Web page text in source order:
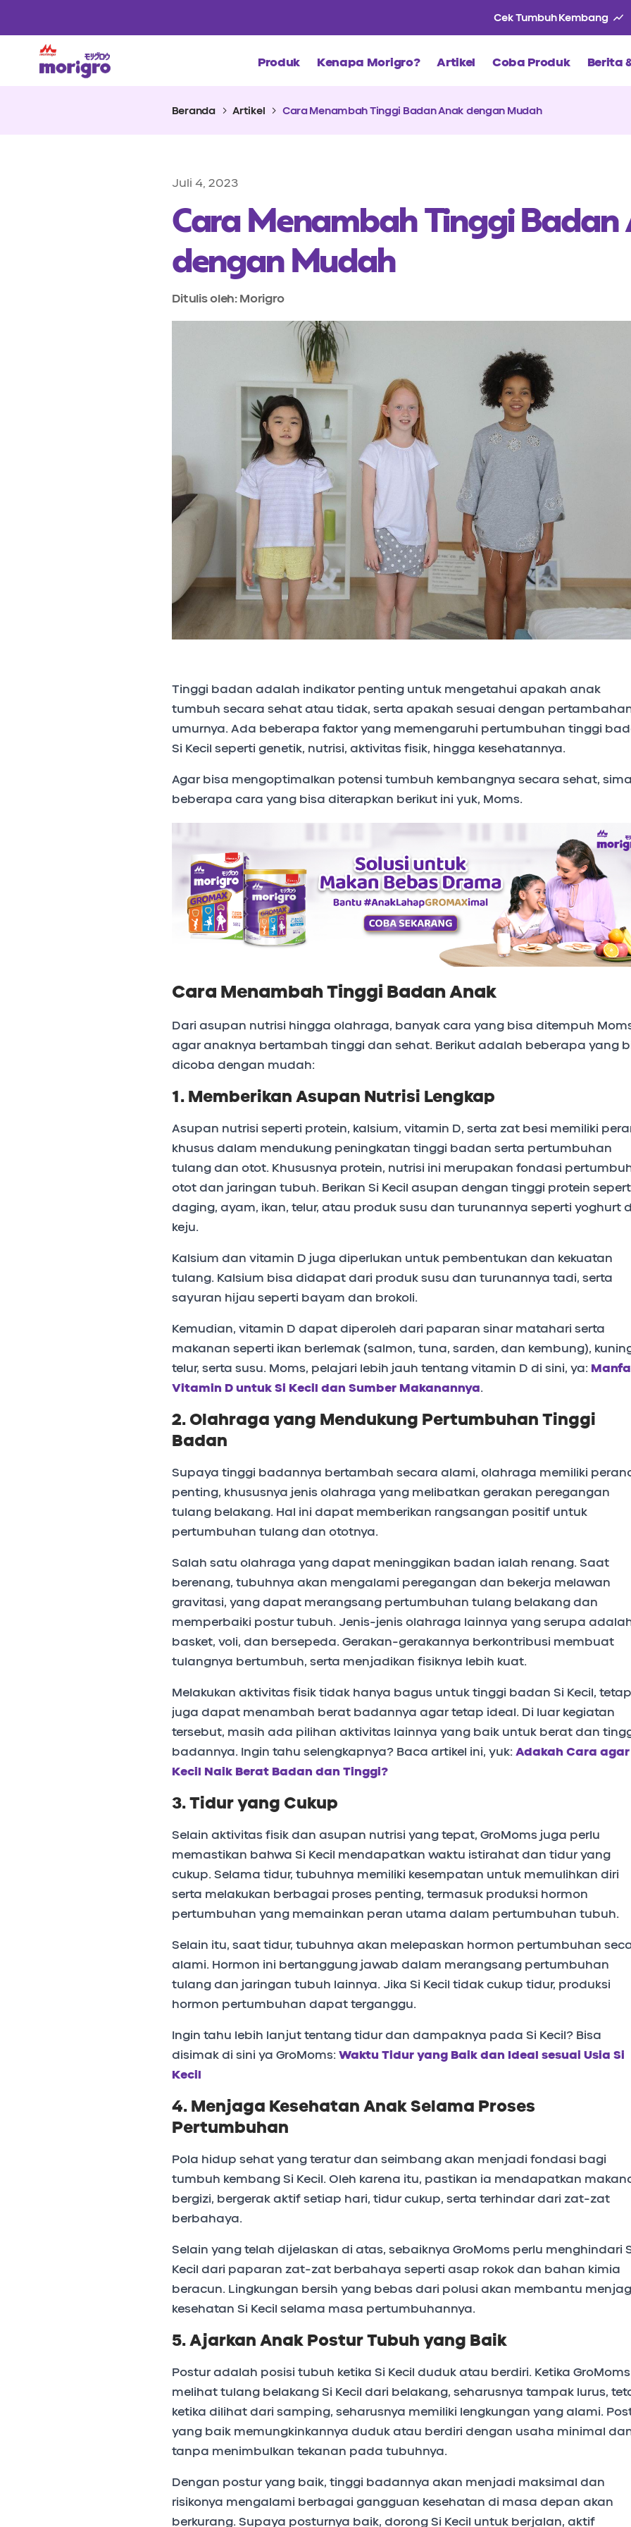
Cek Tumbuh Kembang
Produk Kenapa Morigro? Artikel Coba Produk Berita
Beranda Artikel Cara Menambah Tinggi Badan Anak dengan Mudah
Juli 4, 2023
Cara Menambah Tinggi
dengan Mudah
Ditulis oleh: Morigro
Tinggi badan adalah indikator penting untuk mengetahui apakah anak
tumbuh secara sehat atau tidak, serta apakah sesuai dengan
umurnya. Ada beberapa faktor yang memengaruhi pertumbuhan tinggi
Si Kecil seperti genetik, nutrisi, aktivitas fisik, hingga kesehatannya.
Agar bisa mengoptimalkan potensi tumbuh kembangnya secara sehat,
beberapa cara yang bisa diterapkan berikut ini yuk, Moms.
Cara Menambah Tinggi Badan Anak
Dari asupan nutrisi hingga olahraga, banyak cara yang bisa ditempuh
agar anaknya bertambah tinggi dan sehat. Berikut adalah beberapa yang
dicoba dengan mudah:
1. Memberikan Asupan Nutrisi Lengkap
Asupan nutrisi seperti protein, kalsium, vitamin D, serta zat besi memiliki
khusus dalam mendukung peningkatan tinggi badan serta pertumbuhan
tulang dan otot. Khususnya protein, nutrisi ini merupakan fondasi
otot dan jaringan tubuh. Berikan Si Kecil asupan dengan tinggi protein
daging, ayam, ikan, telur, atau produk susu dan turunannya seperti yoghurt
keju.
Kalsium dan vitamin D juga diperlukan untuk pembentukan dan kekuatan
tulang. Kalsium bisa didapat dari produk susu dan turunannya tadi, serta
sayuran hijau seperti bayam dan brokoli.
Kemudian, vitamin D dapat diperoleh dari paparan sinar matahari serta
makanan seperti ikan berlemak (salmon, tuna, sarden, dan kembung),
telur, serta susu. Moms, pelajari lebih jauh tentang vitamin D di sini, ya:
Vitamin D untuk Si Kecil dan Sumber Makanannya.
2. Olahraga yang Mendukung Pertumbuhan Tinggi
Badan
Supaya tinggi badannya bertambah secara alami, olahraga memiliki
penting, khususnya jenis olahraga yang melibatkan gerakan peregangan
tulang belakang. Hal ini dapat memberikan rangsangan positif untuk
pertumbuhan tulang dan ototnya.
Salah satu olahraga yang dapat meninggikan badan ialah renang. Saat
berenang, tubuhnya akan mengalami peregangan dan bekerja melawan
gravitasi, yang dapat merangsang pertumbuhan tulang belakang dan
memperbaiki postur tubuh. Jenis-jenis olahraga lainnya yang serupa
basket, voli, dan bersepeda. Gerakan-gerakannya berkontribusi membuat
tulangnya bertumbuh, serta menjadikan fisiknya lebih kuat.
Melakukan aktivitas fisik tidak hanya bagus untuk tinggi badan Si Kecil,
juga dapat menambah berat badannya agar tetap ideal. Di luar kegiatan
tersebut, masih ada pilihan aktivitas lainnya yang baik untuk berat dan
badannya. Ingin tahu selengkapnya? Baca artikel ini, yuk: Adakah Cara agar
Kecil Naik Berat Badan dan Tinggi?
3. Tidur yang Cukup
Selain aktivitas fisik dan asupan nutrisi yang tepat, GroMoms juga perlu
memastikan bahwa Si Kecil mendapatkan waktu istirahat dan tidur yang
cukup. Selama tidur, tubuhnya memiliki kesempatan untuk memulihkan diri
serta melakukan berbagai proses penting, termasuk produksi hormon
pertumbuhan yang memainkan peran utama dalam pertumbuhan tubuh.
Selain itu, saat tidur, tubuhnya akan melepaskan hormon pertumbuhan
alami. Hormon ini bertanggung jawab dalam merangsang pertumbuhan
tulang dan jaringan tubuh lainnya. Jika Si Kecil tidak cukup tidur, produksi
hormon pertumbuhan dapat terganggu.
Ingin tahu lebih lanjut tentang tidur dan dampaknya pada Si Kecil? Bisa
disimak di sini ya GroMoms: Waktu Tidur yang Baik dan Ideal sesuai Usia Si
Kecil
4. Menjaga Kesehatan Anak Selama Proses
Pertumbuhan
Pola hidup sehat yang teratur dan seimbang akan menjadi fondasi bagi
tumbuh kembang Si Kecil. Oleh karena itu, pastikan ia mendapatkan
bergizi, bergerak aktif setiap hari, tidur cukup, serta terhindar dari zat-zat
berbahaya.
Selain yang telah dijelaskan di atas, sebaiknya GroMoms perlu menghindari
Kecil dari paparan zat-zat berbahaya seperti asap rokok dan bahan kimia
beracun. Lingkungan bersih yang bebas dari polusi akan membantu
kesehatan Si Kecil selama masa pertumbuhannya.
5. Ajarkan Anak Postur Tubuh yang Baik
Postur adalah posisi tubuh ketika Si Kecil duduk atau berdiri. Ketika GroMoms
melihat tulang belakang Si Kecil dari belakang, seharusnya tampak lurus,
ketika dilihat dari samping, seharusnya memiliki lengkungan yang alami.
yang baik memungkinkannya duduk atau berdiri dengan usaha minimal
tanpa menimbulkan tekanan pada tubuhnya.
Dengan postur yang baik, tinggi badannya akan menjadi maksimal dan
risikonya mengalami berbagai gangguan kesehatan di masa depan akan
berkurang. Supaya posturnya baik, dorong Si Kecil untuk berjalan, aktif